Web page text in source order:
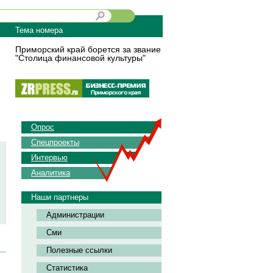
Тема номера
Приморский край борется за звание
"Столица финансовой культуры"
Опрос
Спецпроекты
Интервью
Аналитика
Наши партнеры
Администрации
Сми
Полезные ссылки
Статистика